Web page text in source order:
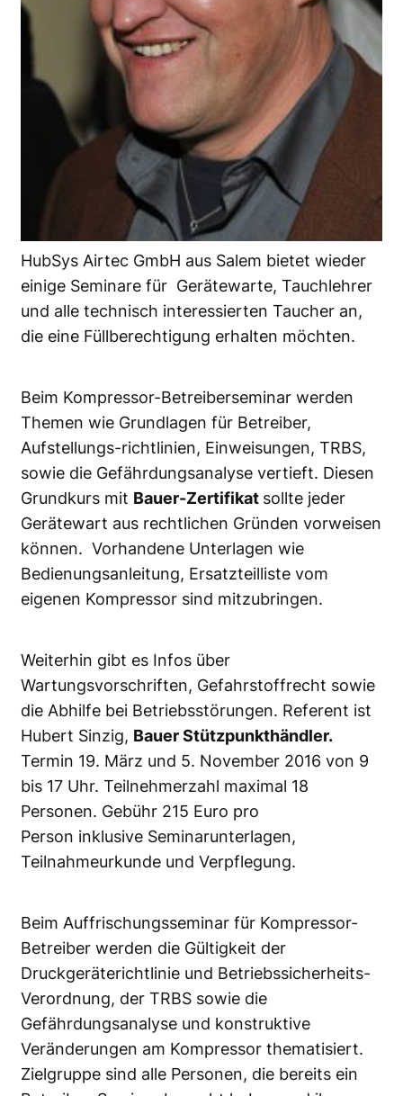
HubSys Airtec GmbH aus Salem bietet wieder
einige Seminare für Gerätewarte, Tauchlehrer
und alle technisch interessierten Taucher an,
die eine Füllberechtigung erhalten möchten.
Beim Kompressor-Betreiberseminar werden
Themen wie Grundlagen für Betreiber,
Aufstellungs-richtlinien, Einweisungen, TRBS,
sowie die Gefährdungsanalyse vertieft. Diesen
Grundkurs mit Bauer-Zertifikat sollte jeder
Gerätewart aus rechtlichen Gründen vorweisen
können. Vorhandene Unterlagen wie
Bedienungsanleitung, Ersatzteilliste vom
eigenen Kompressor sind mitzubringen.
Weiterhin gibt es Infos über
Wartungsvorschriften, Gefahrstoffrecht sowie
die Abhilfe bei Betriebsstörungen. Referent ist
Hubert Sinzig, Bauer Stützpunkthändler.
Termin 19. März und 5. November 2016 von 9
bis 17 Uhr. Teilnehmerzahl maximal 18
Personen. Gebühr 215 Euro pro
Person inklusive Seminarunterlagen,
Teilnahmeurkunde und Verpflegung.
Beim Auffrischungsseminar für Kompressor-
Betreiber werden die Gültigkeit der
Druckgeräterichtlinie und Betriebssicherheits-
Verordnung, der TRBS sowie die
Gefährdungsanalyse und konstruktive
Veränderungen am Kompressor thematisiert.
Zielgruppe sind alle Personen, die bereits ein